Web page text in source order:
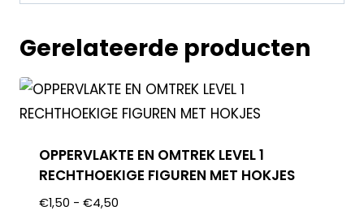
Gerelateerde producten
OPPERVLAKTE EN OMTREK LEVEL 1
RECHTHOEKIGE FIGUREN MET HOKJES
€1,50 - €4,50